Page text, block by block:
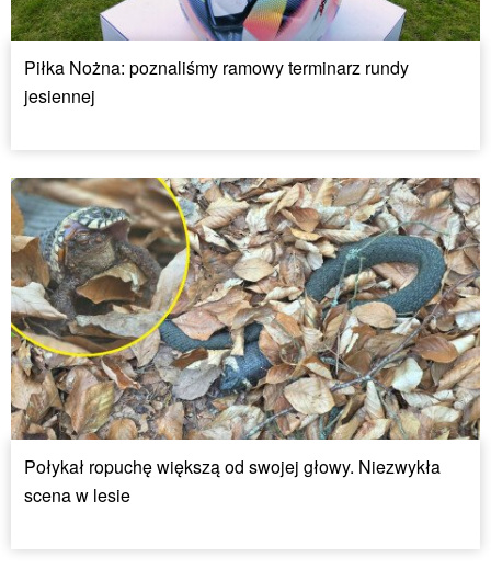
Piłka Nożna: poznaliśmy ramowy terminarz rundy
jesiennej
Połykał ropuchę większą od swojej głowy. Niezwykła
scena w lesie